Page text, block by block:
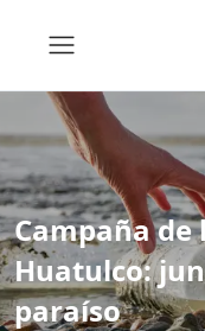
Campaña de
Huatulco:
paraíso